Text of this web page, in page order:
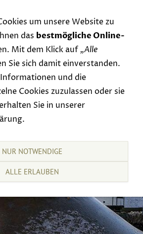
um unsere Website zu
das bestmögliche Online-
Mit dem Klick auf „Alle
Sie sich damit einverstanden.
und die
Cookies zuzulassen oder sie
Sie in unserer
NUR NOTWENDIGE
ALLE ERLAUBEN